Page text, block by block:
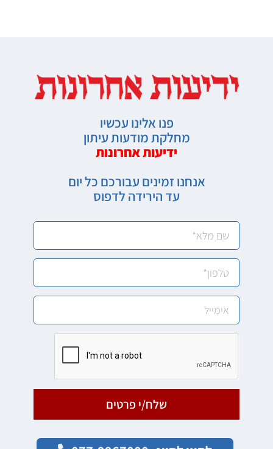
פנו אלינו עכשיו
מחלקת מודעות עיתון
ידיעות אחרונות
אנחנו זמינים עבורכם כל יום
עד הירידה לדפוס
שלח/י פרטים